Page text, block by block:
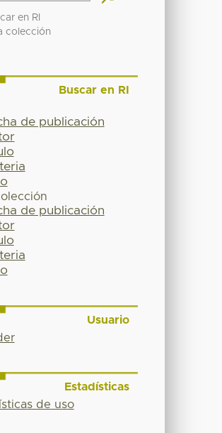
en RI
colección
Buscar en RI
de publicación
de publicación
Usuario
Estadísticas
de uso